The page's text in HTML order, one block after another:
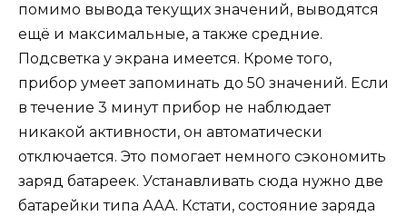
помимо вывода текущих значений, выводятся
ещё и максимальные, а также средние.
Подсветка у экрана имеется. Кроме того,
прибор умеет запоминать до 50 значений. Если
в течение 3 минут прибор не наблюдает
никакой активности, он автоматически
отключается. Это помогает немного сэкономить
заряд батареек. Устанавливать сюда нужно две
батарейки типа ААА. Кстати, состояние заряда